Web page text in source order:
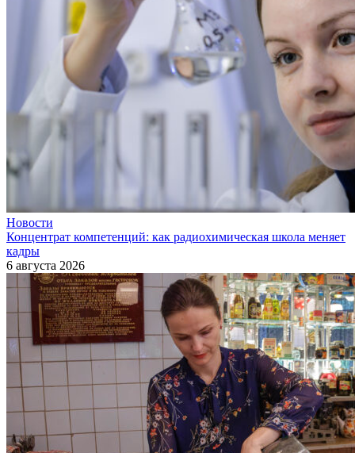
Новости
Концентрат компетенций: как радиохимическая школа меняет
кадры
6 августа 2026